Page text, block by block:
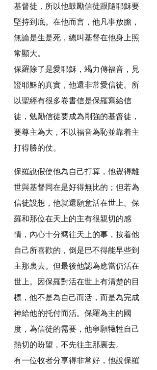
基督徒，所以他鼓勵信徒跟隨耶穌要
堅持到底。在他而言，他凡事放膽，
無論是生是死，總叫基督在他身上照
常顯大。
保羅除了是愛耶穌，竭力傳福音，見
證耶穌的真實，他還非常愛信徒。所
以聖經有很多卷書信是保羅寫給信
徒，勉勵信徒要成為剛強的基督徒，
要尊主為大，不以福音為恥並靠着主
打得勝的仗。
保羅說假使他為自己打算，他覺得離
世與基督同在是好得無比的；但若為
信徒設想，他就還願意活在世上。保
羅和那位在天上的主有很親切的感
情，內心十分嚮往天上的事，按着他
自己所喜歡的，倒是巴不得能早些到
主那裏去。但最後他認為應當仍活在
世上。因保羅對活在世上有清楚的目
標，他不是為自己而活，而是為完成
神給他的托付而活。保羅為主的國
度，為信徒的需要，他寧願犧牲自己
熱切的盼望，不先往主那裏去。
有一位牧者分享得非常好，他說保羅